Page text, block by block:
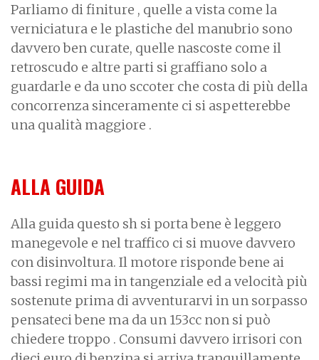
Parliamo di finiture , quelle a vista come la
verniciatura e le plastiche del manubrio sono
davvero ben curate, quelle nascoste come il
retroscudo e altre parti si graffiano solo a
guardarle e da uno sccoter che costa di più della
concorrenza sinceramente ci si aspetterebbe
una qualità maggiore .
ALLA GUIDA
Alla guida questo sh si porta bene è leggero
manegevole e nel traffico ci si muove davvero
con disinvoltura. Il motore risponde bene ai
bassi regimi ma in tangenziale ed a velocità più
sostenute prima di avventurarvi in un sorpasso
pensateci bene ma da un 153cc non si può
chiedere troppo . Consumi davvero irrisori con